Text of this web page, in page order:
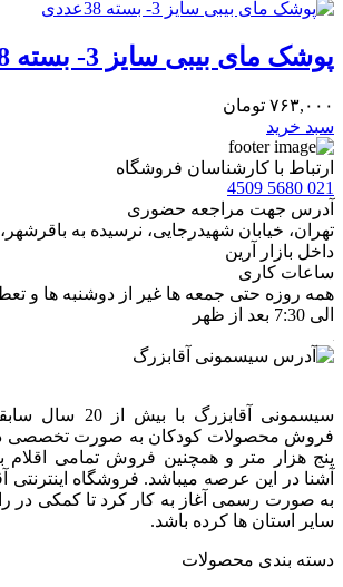
پوشک مای بیبی سایز 3- بسته 38عددی
۷۶۳,۰۰۰ تومان
سبد خرید
ارتباط با کارشناسان فروشگاه
021 5680 4509
آدرس جهت مراجعه حضوری
تهران، خيابان شهيدرجايى، نرسیده به
داخل بازار آرین
ساعات کاری
الی 7:30 بعد از ظهر
سیسمونی آقابزرگ
فروش محصولات کودکان به صورت تخصصی
پنج هزار متر و همچنین فروش تمامی
به صورت رسمی آغاز به کار کرد تا کمکی در
سایر استان ها کرده باشد.
دسته بندی محصولات